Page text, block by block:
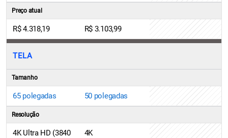
Preço atual
R$ 4.318,19 R$ 3.103,99
TELA
Tamanho
65 polegadas 50 polegadas
Resolução
4K Ultra HD (3840
4K